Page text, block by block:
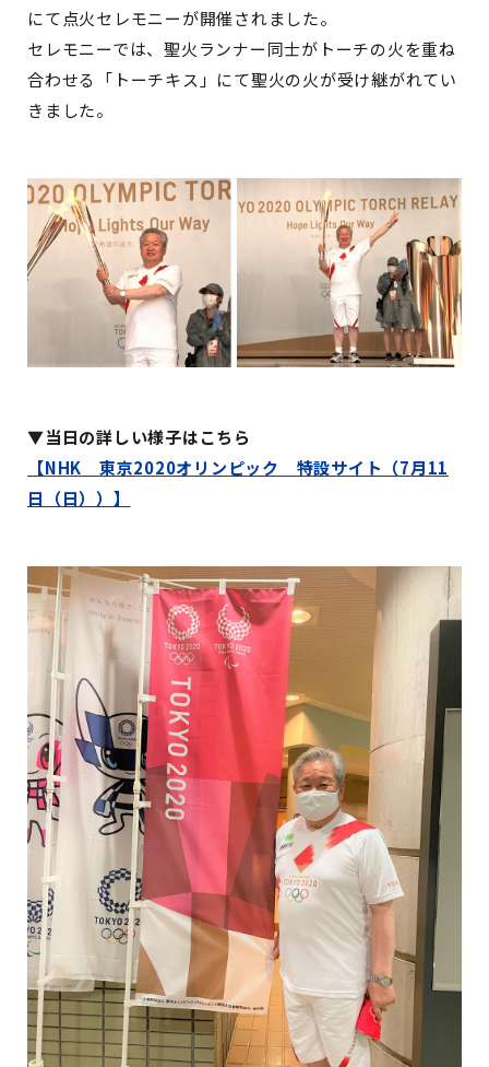
にて点火セレモニーが開催されました。
セレモニーでは、聖火ランナー同士がトーチの火を重ね
合わせる「トーチキス」にて聖火の火が受け継がれてい
きました。
▼当日の詳しい様子はこちら
【NHK 東京2020オリンピック 特設サイト（7月11
日（日））】